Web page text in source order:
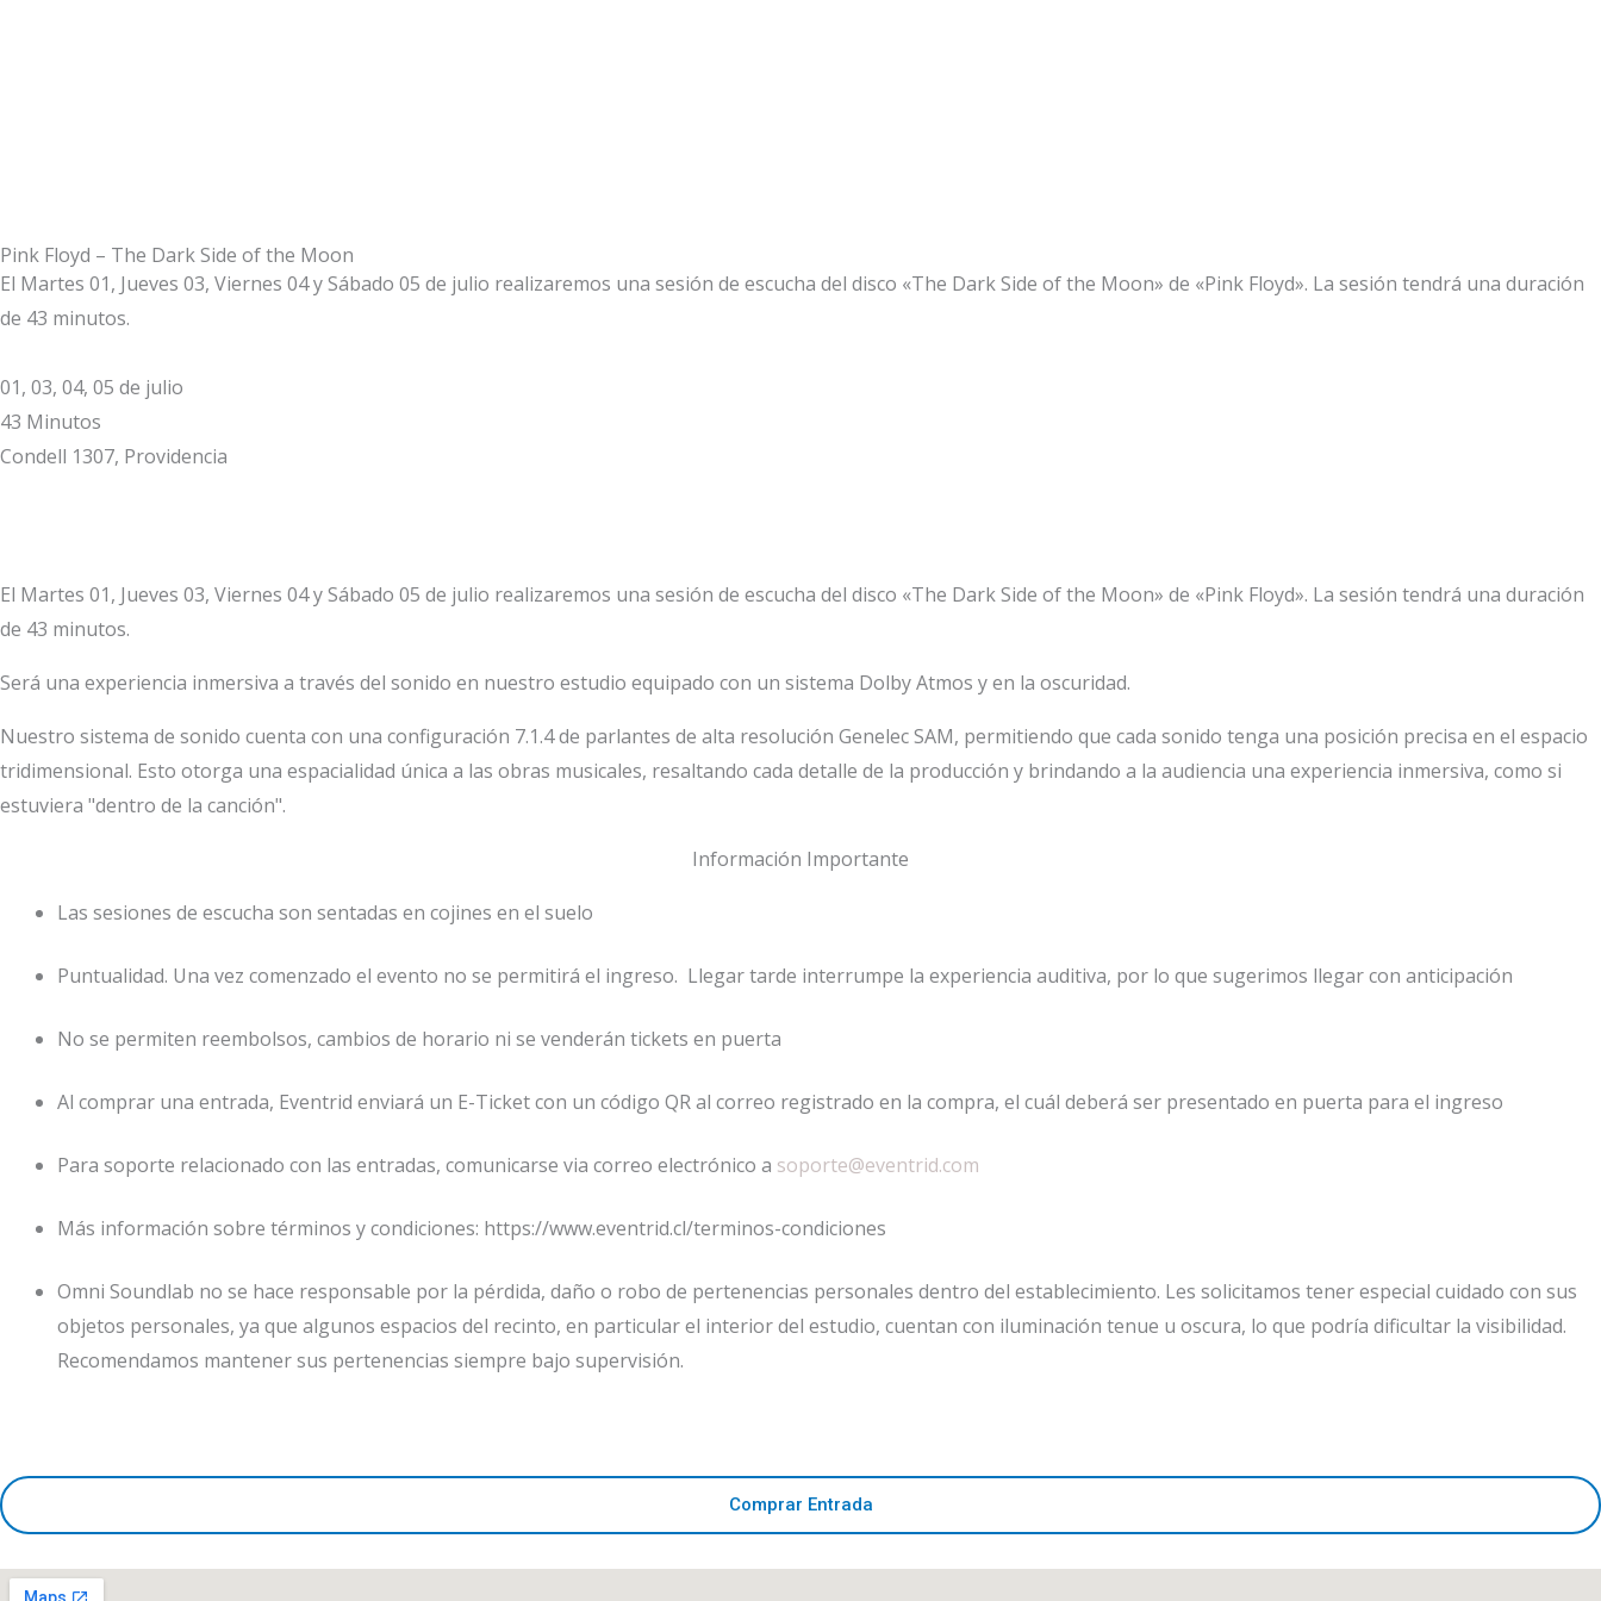
Pink Floyd – The Dark Side of the Moon
El Martes 01, Jueves 03, Viernes 04 y Sábado 05 de julio realizaremos una sesión de escucha del disco «The Dark Side of the Moon» de «Pink Floyd». La sesión tendrá una duración
de 43 minutos.
01, 03, 04, 05 de julio
43 Minutos
Condell 1307, Providencia
El Martes 01, Jueves 03, Viernes 04 y Sábado 05 de julio realizaremos una sesión de escucha del disco «The Dark Side of the Moon» de «Pink Floyd». La sesión tendrá una duración
de 43 minutos.
Será una experiencia inmersiva a través del sonido en nuestro estudio equipado con un sistema Dolby Atmos y en la oscuridad.
Nuestro sistema de sonido cuenta con una configuración 7.1.4 de parlantes de alta resolución Genelec SAM, permitiendo que cada sonido tenga una posición precisa en el espacio
tridimensional. Esto otorga una espacialidad única a las obras musicales, resaltando cada detalle de la producción y brindando a la audiencia una experiencia inmersiva, como si
estuviera "dentro de la canción".
Información Importante
Las sesiones de escucha son sentadas en cojines en el suelo
Puntualidad. Una vez comenzado el evento no se permitirá el ingreso. Llegar tarde interrumpe la experiencia auditiva, por lo que sugerimos llegar con anticipación
No se permiten reembolsos, cambios de horario ni se venderán tickets en puerta
Al comprar una entrada, Eventrid enviará un E-Ticket con un código QR al correo registrado en la compra, el cuál deberá ser presentado en puerta para el ingreso
Para soporte relacionado con las entradas, comunicarse via correo electrónico a soporte@eventrid.com
Más información sobre términos y condiciones: https://www.eventrid.cl/terminos-condiciones
Omni Soundlab no se hace responsable por la pérdida, daño o robo de pertenencias personales dentro del establecimiento. Les solicitamos tener especial cuidado con sus
objetos personales, ya que algunos espacios del recinto, en particular el interior del estudio, cuentan con iluminación tenue u oscura, lo que podría dificultar la visibilidad.
Recomendamos mantener sus pertenencias siempre bajo supervisión.
Comprar Entrada